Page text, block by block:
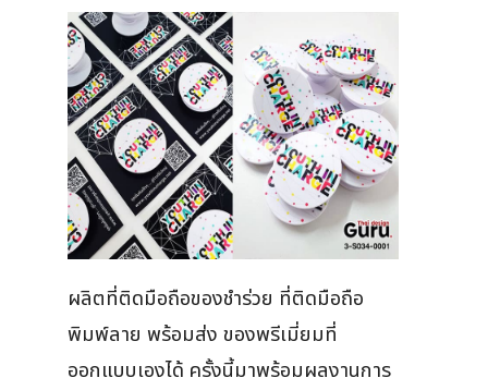
ผลิตที่ติดมือถือของชำร่วย ที่ติดมือถือ
พิมพ์ลาย พร้อมส่ง ของพรีเมี่ยมที่
ออกแบบเองได้ ครั้งนี้มาพร้อมผลงานการ